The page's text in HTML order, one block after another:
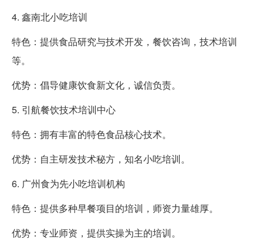
4. 鑫南北小吃培训
特色：提供食品研究与技术开发，餐饮咨询，技术培训
等。
优势：倡导健康饮食新文化，诚信负责。
5. 引航餐饮技术培训中心
特色：拥有丰富的特色食品核心技术。
优势：自主研发技术秘方，知名小吃培训。
6. 广州食为先小吃培训机构
特色：提供多种早餐项目的培训，师资力量雄厚。
优势：专业师资，提供实操为主的培训。